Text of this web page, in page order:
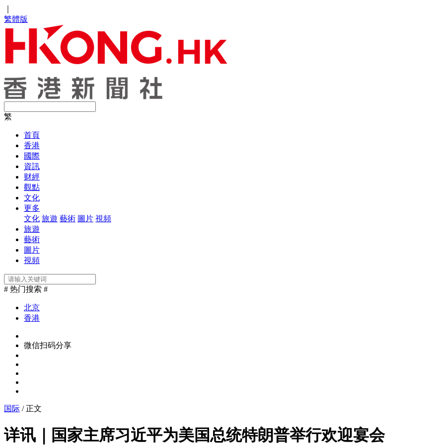
繁體版
繁
首頁
香港
國際
資訊
财經
觀點
文化
更多
文化 旅遊 藝術 圖片 視頻
旅遊
藝術
圖片
視頻
# 热门搜索 #
北京
香港
微信扫码分享
国际 / 正文
详讯｜国家主席习近平为美国总统特朗普举行欢迎宴会